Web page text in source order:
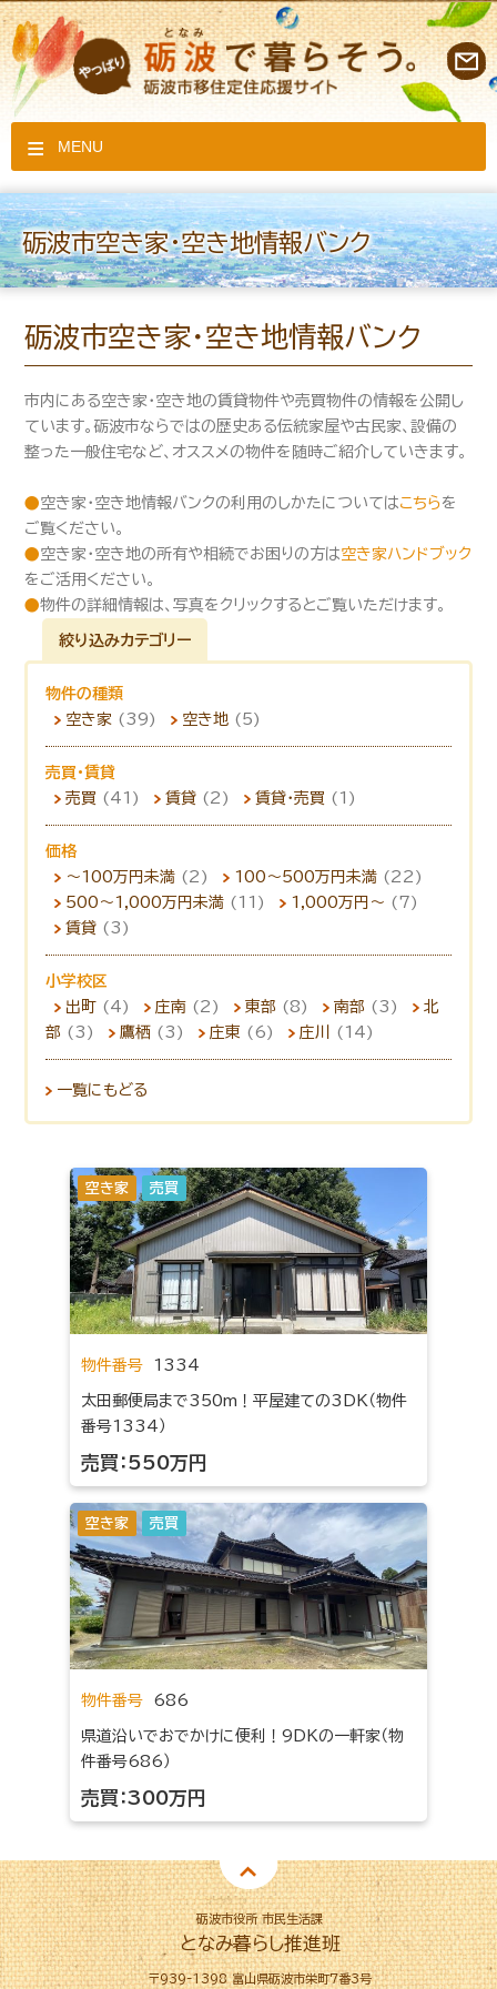
MENU
砺波市空き家・空き地情報バンク
砺波市空き家・空き地情報バンク
市内にある空き家・空き地の賃貸物件や売買物件の情報を公開し
ています。砺波市ならではの歴史ある伝統家屋や古民家、設備の
整った一般住宅など、オススメの物件を随時ご紹介していきます。
●空き家・空き地情報バンクの利用のしかたについてはこちらを
ご覧ください。
●空き家・空き地の所有や相続でお困りの方は空き家ハンドブック
をご活用ください。
●物件の詳細情報は、写真をクリックするとご覧いただけます。
絞り込みカテゴリー
物件の種類
空き家 (39) 空き地 (5)
売買・賃貸
売買 (41) 賃貸 (2) 賃貸・売買 (1)
価格
～100万円未満 (2) 100～500万円未満 (22)
500～1,000万円未満 (11) 1,000万円～ (7)
賃貸 (3)
小学校区
出町 (4) 庄南 (2) 東部 (8) 南部 (3)
北
部 (3) 鷹栖 (3) 庄東 (6) 庄川 (14)
一覧にもどる
空き家 売買
物件番号 1334
太田郵便局まで350m！平屋建ての3DK（物件
番号1334）
売買：550万円
空き家 売買
物件番号 686
県道沿いでおでかけに便利！9DKの一軒家（物
件番号686）
売買：300万円
砺波市役所 市民生活課
となみ暮らし推進班
〒939-1398 富山県砺波市栄町7番3号